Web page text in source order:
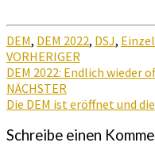
DEM, DEM 2022, DSJ, Einzel
VORHERIGER
DEM 2022: Endlich wieder
NÄCHSTER
Die DEM ist eröffnet und
Schreibe einen